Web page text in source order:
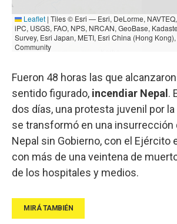
Fueron 48 horas las que
sentido figurado, incendiar Nepal .
dos días, una protesta juvenil por
se transformó en una insurrección
Nepal sin Gobierno, con el Ejército
con más de una veintena de
de los hospitales y medios.